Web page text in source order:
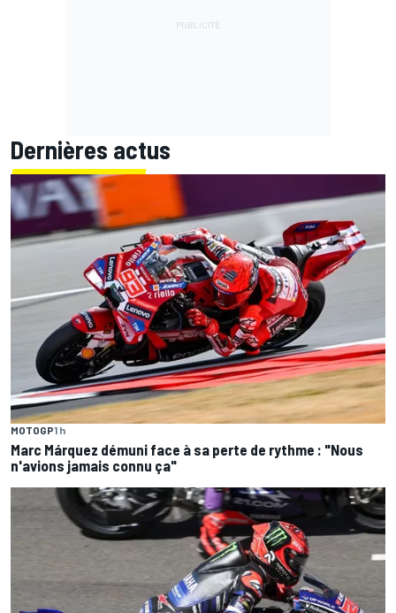
Dernières actus
MOTOGP1 h
Marc Márquez démuni face à sa perte de rythme : "Nous
n'avions jamais connu ça"